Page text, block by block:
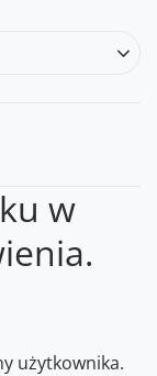
w
użytkownika.